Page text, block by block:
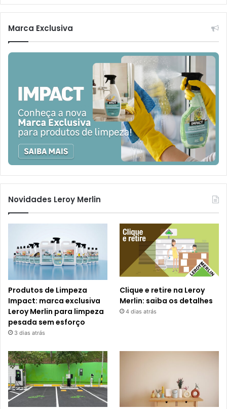
Marca Exclusiva
Novidades Leroy Merlin
Produtos de Limpeza
Impact: marca exclusiva
Leroy Merlin para limpeza
pesada sem esforço
3 dias atrás
Clique e retire na Leroy
Merlin: saiba os detalhes
4 dias atrás